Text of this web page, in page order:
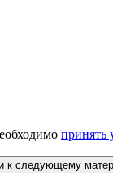
принять
к следующему